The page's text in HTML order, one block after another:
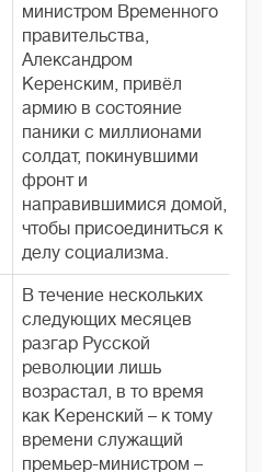
министром Временного
правительства,
Александром
Керенским, привёл
армию в состояние
паники с миллионами
солдат, покинувшими
фронт и
направившимися домой,
чтобы присоединиться к
делу социализма.
В течение нескольких
следующих месяцев
разгар Русской
революции лишь
возрастал, в то время
как Керенский – к тому
времени служащий
премьер-министром –